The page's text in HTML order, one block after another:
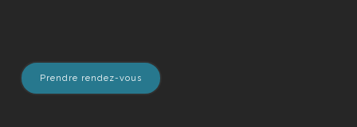
Prendre rendez-vous